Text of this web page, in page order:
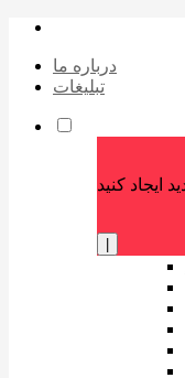
درباره ما
تبلیغات